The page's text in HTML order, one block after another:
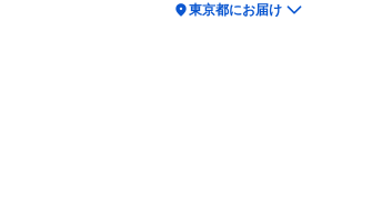
location_on東京都にお届け